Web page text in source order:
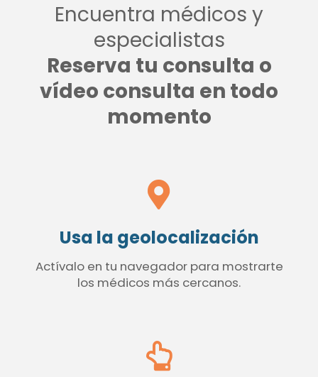
Encuentra médicos y
especialistas
Reserva tu consulta o
vídeo consulta en todo
momento
Usa la geolocalización
Actívalo en tu navegador para mostrarte
los médicos más cercanos.